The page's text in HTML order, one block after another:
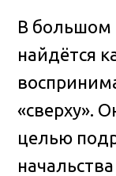
В большом
найдётся
«сверху».
целью